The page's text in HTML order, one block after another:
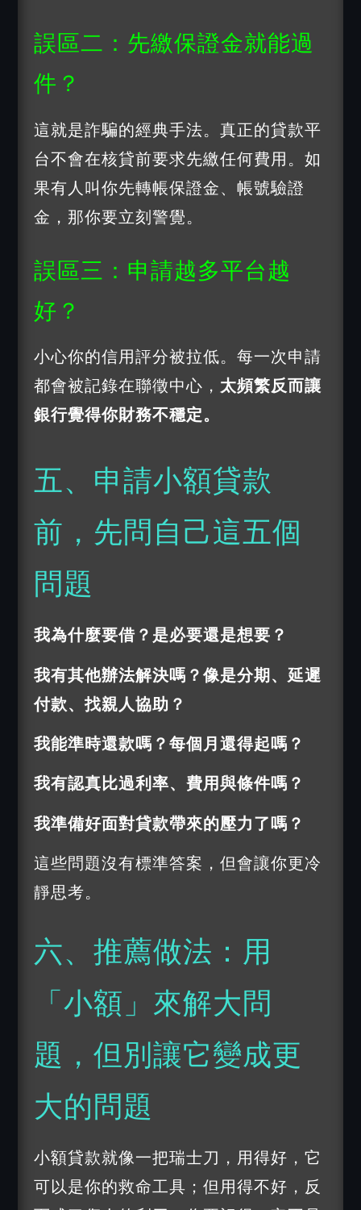
誤區二：先繳保證金就能過
件？
這就是詐騙的經典手法。真正的貸款平
台不會在核貸前要求先繳任何費用。如
果有人叫你先轉帳保證金、帳號驗證
金，那你要立刻警覺。
誤區三：申請越多平台越
好？
小心你的信用評分被拉低。每一次申請
都會被記錄在聯徵中心， 太頻繁反而讓
銀行覺得你財務不穩定。
五、申請小額貸款
前，先問自己這五個
問題
我為什麼要借？是必要還是想要？
我有其他辦法解決嗎？像是分期、延遲
付款、找親人協助？
我能準時還款嗎？每個月還得起嗎？
我有認真比過利率、費用與條件嗎？
我準備好面對貸款帶來的壓力了嗎？
這些問題沒有標準答案，但會讓你更冷
靜思考。
六、推薦做法：用
「小額」來解大問
題，但別讓它變成更
大的問題
小額貸款就像一把瑞士刀，用得好，它
可以是你的救命工具；但用得不好，反